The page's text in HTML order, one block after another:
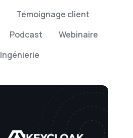
Témoignage client
Podcast
Webinaire
Ingénierie